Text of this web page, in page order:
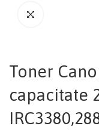
Toner
capacitate